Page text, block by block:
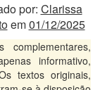
por: Clarissa
em01/12/2025
informativo,
textos originais,